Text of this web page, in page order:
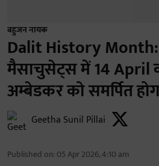
बहुजन नायक
Dalit History
मैसाचुसेट्स में 14 April
अम्बेडकर को समर्पित
Geetha Sunil Pillai
Published on: 05 Apr 2026, 4:10 am